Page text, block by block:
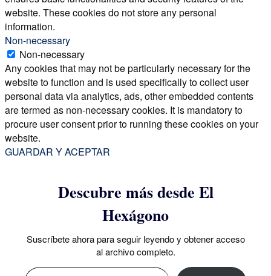
website. These cookies do not store any personal
information.
Non-necessary
Non-necessary
Any cookies that may not be particularly necessary for the
website to function and is used specifically to collect user
personal data via analytics, ads, other embedded contents
are termed as non-necessary cookies. It is mandatory to
procure user consent prior to running these cookies on your
website.
GUARDAR Y ACEPTAR
Descubre más desde El
Hexágono
Suscríbete ahora para seguir leyendo y obtener acceso
al archivo completo.
Escribe tu correo electrónico…